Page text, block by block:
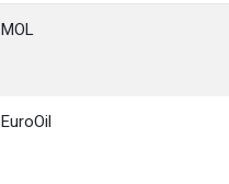
MOL
EuroOil